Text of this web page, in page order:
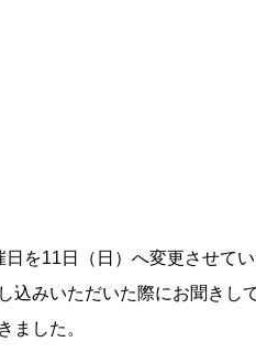
を11日（日）へ変更させてい
込みいただいた際にお聞きし
ました。